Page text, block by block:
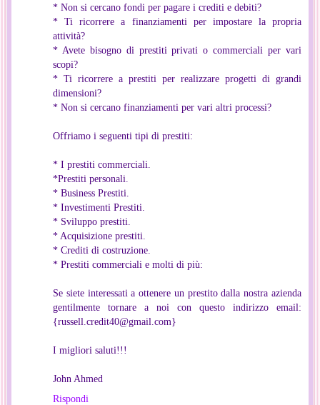
* Non si cercano fondi per pagare i crediti e debiti?
* Ti ricorrere a finanziamenti per impostare la propria
attività?
* Avete bisogno di prestiti privati o commerciali per vari
scopi?
* Ti ricorrere a prestiti per realizzare progetti di grandi
dimensioni?
* Non si cercano finanziamenti per vari altri processi?
Offriamo i seguenti tipi di prestiti:
* I prestiti commerciali.
*Prestiti personali.
* Business Prestiti.
* Investimenti Prestiti.
* Sviluppo prestiti.
* Acquisizione prestiti.
* Crediti di costruzione.
* Prestiti commerciali e molti di più:
Se siete interessati a ottenere un prestito dalla nostra azienda
gentilmente tornare a noi con questo indirizzo email:
{russell.credit40@gmail.com}
I migliori saluti!!!
John Ahmed
Rispondi